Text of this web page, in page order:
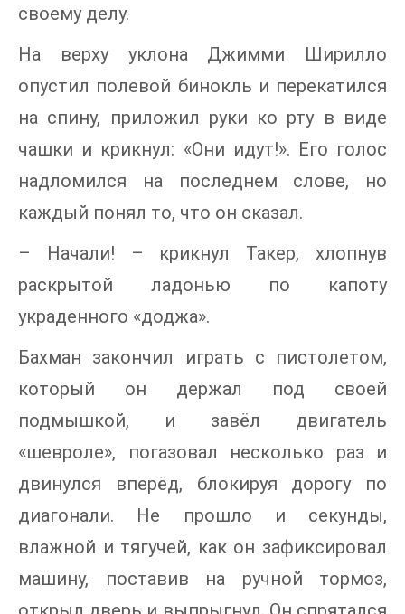
своему делу.
На верху уклона Джимми Ширилло
опустил полевой бинокль и перекатился
на спину, приложил руки ко рту в виде
чашки и крикнул: «Они идут!». Его голос
надломился на последнем слове, но
каждый понял то, что он сказал.
– Начали! – крикнул Такер, хлопнув
раскрытой ладонью по капоту
украденного «доджа».
Бахман закончил играть с пистолетом,
который он держал под своей
подмышкой, и завёл двигатель
«шевроле», погазовал несколько раз и
двинулся вперёд, блокируя дорогу по
диагонали. Не прошло и секунды,
влажной и тягучей, как он зафиксировал
машину, поставив на ручной тормоз,